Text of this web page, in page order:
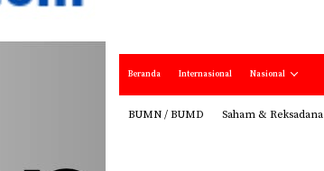
Beranda Internasional Nasional
BUMN / BUMD Saham & Reksadana